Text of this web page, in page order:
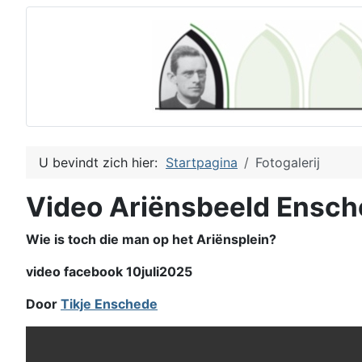
U bevindt zich hier: Startpagina Fotogalerij
Video Ariënsbeeld
Wie is toch die man op het Ariënsplein?
video facebook 10juli2025
Door Tikje Enschede